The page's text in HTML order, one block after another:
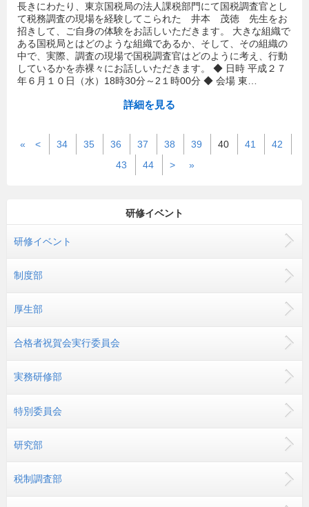
長きにわたり、東京国税局の法人課税部門にて国税調査官とし
て税務調査の現場を経験してこられた 井本 茂徳 先生をお
招きして、ご自身の体験をお話しいただきます。 大きな組織で
ある国税局とはどのような組織であるか、そして、その組織の
中で、実際、調査の現場で国税調査官はどのように考え、行動
しているかを赤裸々にお話しいただきます。 ◆ 日時 平成２７
年６月１０日（水）18時30分～2１時00分 ◆ 会場 東…
詳細を見る
« < 34 35 36 37 38 39 40 41
42
43
44 > »
研修イベント
研修イベント
制度部
厚生部
合格者祝賀会実行委員会
実務研修部
特別委員会
研究部
税制調査部